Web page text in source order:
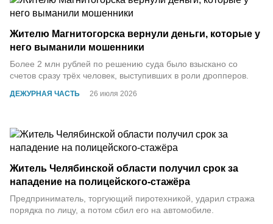
ДЕЖУРНАЯ ЧАСТЬ 26 июля 2026
Жителю Магнитогорска вернули деньги, которые у
него выманили мошенники
Более 2 млн рублей по решению суда было взыскано со
счетов сразу трёх человек, выступивших в роли дропперов.
Житель Челябинской области получил срок за
нападение на полицейского-стажёра
Предприниматель, торгующий пиротехникой, ударил стража
порядка по лицу, а потом сбил его на автомобиле.